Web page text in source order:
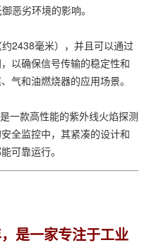
恶劣环境的影响。
2438毫米），并且可以通过
以确保信号传输的稳定性和
气和油燃烧器的应用场景。
一款高性能的紫外线火焰探测
全监控中，其紧凑的设计和
可靠运行。
是一家专注于工业